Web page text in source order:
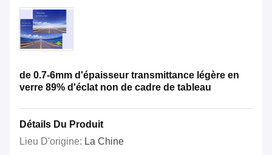
de 0.7-6mm d'épaisseur transmittance légère en
verre 89% d'éclat non de cadre de tableau
Détails Du Produit
Lieu D'origine: La Chine